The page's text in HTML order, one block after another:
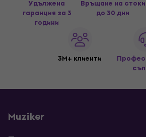
Удължена
гаранция за 3
години
Връщане на стоки
до 30 дни
3M+ клиенти
Muziker